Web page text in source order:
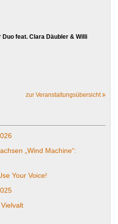
feat. Clara Däubler & Willi
zur Veranstaltungsübersicht
„Wind Machine“:
Your Voice!